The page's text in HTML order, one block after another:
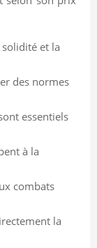
et la
des normes
essentiels
à la
combats
la